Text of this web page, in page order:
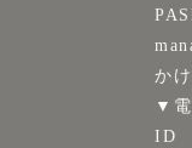
か
▼電
ID